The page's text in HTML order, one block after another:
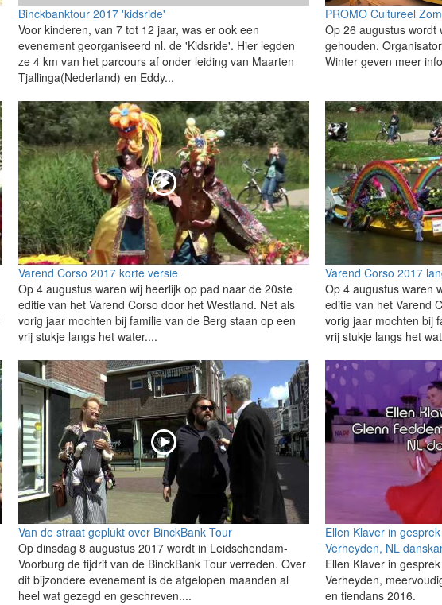
Binckbanktour 2017 'kidsride'
Voor kinderen, van 7 tot 12 jaar, was er ook een
evenement georganiseerd nl. de 'Kidsride'. Hier legden
ze 4 km van het parcours af onder leiding van Maarten
Tjallinga(Nederland) en Eddy...
PROMO Cultureel
Op 26 augustus wordt
gehouden.
Winter geven meer
Varend Corso 2017 korte versie
Op 4 augustus waren wij heerlijk op pad naar de 20ste
editie van het Varend Corso door het Westland. Net als
vorig jaar mochten bij familie van de Berg staan op een
vrij stukje langs het water....
Varend Corso 2017
Op 4 augustus waren
editie van het Varend
vorig jaar mochten bij
vrij stukje langs het
Van de straat geplukt over BinckBank Tour
Op dinsdag 8 augustus 2017 wordt in Leidschendam-
Voorburg de tijdrit van de BinckBank Tour verreden. Over
dit bijzondere evenement is de afgelopen maanden al
heel wat gezegd en geschreven....
Ellen Klaver in
Verheyden, NL
Ellen Klaver in
Verheyden,
en tiendans 2016.